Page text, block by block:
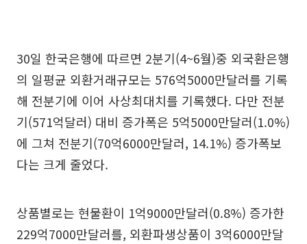
30일 한국은행에 따르면 2분기(4~6월)중 외국환은행
의 일평균 외환거래규모는 576억5000만달러를 기록
해 전분기에 이어 사상최대치를 기록했다. 다만 전분
기(571억달러) 대비 증가폭은 5억5000만달러(1.0%)
에 그쳐 전분기(70억6000만달러, 14.1%) 증가폭보
다는 크게 줄었다.
상품별로는 현물환이 1억9000만달러(0.8%) 증가한
229억7000만달러를, 외환파생상품이 3억6000만달